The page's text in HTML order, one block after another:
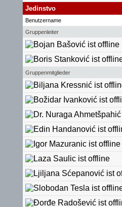
Jedinstvo
Benutzername
Gruppenleiter
Gruppenmitglieder